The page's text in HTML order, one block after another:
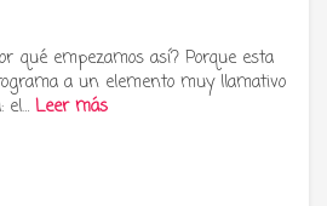
qué empezamos así? Porque esta
a un elemento muy llamativo
el… Leer más